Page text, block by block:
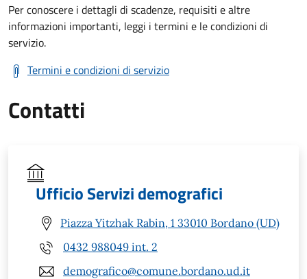
Per conoscere i dettagli di scadenze, requisiti e altre
informazioni importanti, leggi i termini e le condizioni di
servizio.
Termini e condizioni di servizio
Contatti
Ufficio Servizi demografici
Piazza Yitzhak Rabin, 1 33010 Bordano (UD)
0432 988049 int. 2
demografico@comune.bordano.ud.it